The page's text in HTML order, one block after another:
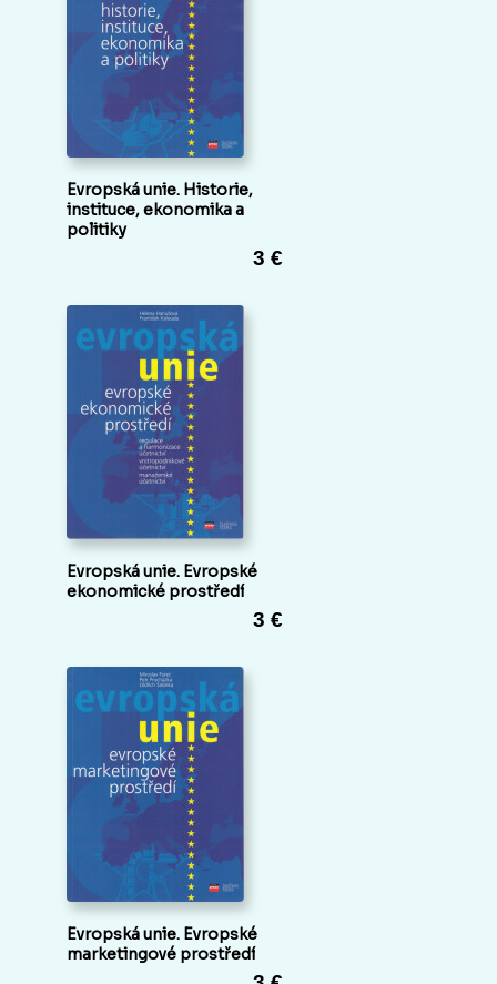
Evropská unie. Historie,
instituce, ekonomika a
politiky
3 €
Evropská unie. Evropské
ekonomické prostředí
3 €
Evropská unie. Evropské
marketingové prostředí